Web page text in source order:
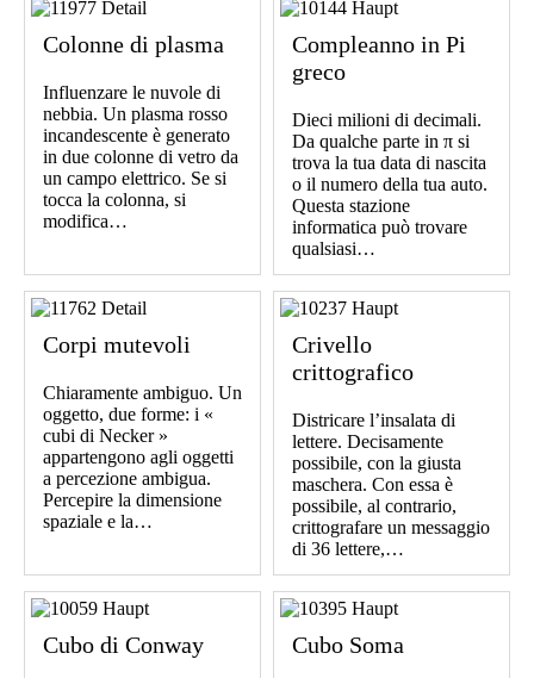
Colonne di plasma
Influenzare le nuvole di
nebbia. Un plasma rosso
incandescente è generato
in due colonne di vetro da
un campo elettrico. Se si
tocca la colonna, si
modifica…
Compleanno in Pi
greco
Dieci milioni di decimali.
Da qualche parte in π si
trova la tua data di nascita
o il numero della tua auto.
Questa stazione
informatica può trovare
qualsiasi…
Corpi mutevoli
Chiaramente ambiguo. Un
oggetto, due forme: i «
cubi di Necker »
appartengono agli oggetti
a percezione ambigua.
Percepire la dimensione
spaziale e la…
Crivello
crittografico
Districare l’insalata di
lettere. Decisamente
possibile, con la giusta
maschera. Con essa è
possibile, al contrario,
crittografare un messaggio
di 36 lettere,…
Cubo di Conway Cubo Soma